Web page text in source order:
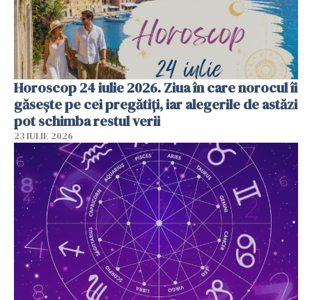
Horoscop 24 iulie 2026. Ziua în care norocul îi
găsește pe cei pregătiți, iar alegerile de astăzi
pot schimba restul verii
23 IULIE 2026